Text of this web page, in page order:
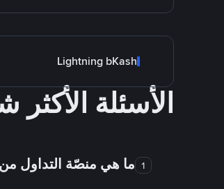
Lightning bKash
الأسئلة الأكثر
1 ما هي منصّة